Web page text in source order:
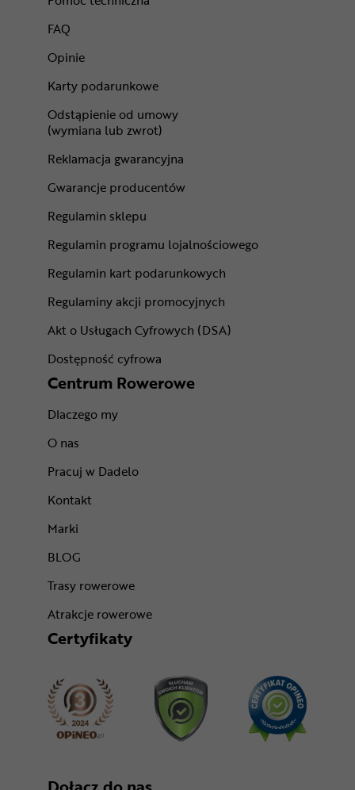
FAQ
Opinie
Karty podarunkowe
Odstąpienie od umowy
(wymiana lub zwrot)
Reklamacja gwarancyjna
Gwarancje producentów
Regulamin sklepu
Regulamin programu lojalnościowego
Regulamin kart podarunkowych
Regulaminy akcji promocyjnych
Akt o Usługach Cyfrowych (DSA)
Dostępność cyfrowa
Centrum Rowerowe
Dlaczego my
O nas
Pracuj w Dadelo
Kontakt
Marki
BLOG
Trasy rowerowe
Atrakcje rowerowe
Certyfikaty